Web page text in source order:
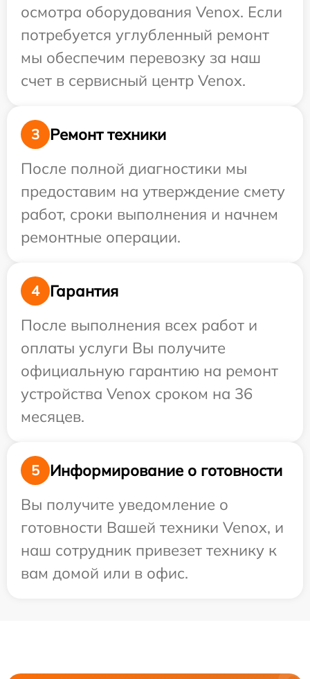
осмотра оборудования Venox. Если
потребуется углубленный ремонт
мы обеспечим перевозку за наш
счет в сервисный центр Venox.
3
Ремонт техники
После полной диагностики мы
предоставим на утверждение смету
работ, сроки выполнения и начнем
ремонтные операции.
4
Гарантия
После выполнения всех работ и
оплаты услуги Вы получите
официальную гарантию на ремонт
устройства Venox сроком на 36
месяцев.
5
Информирование о готовности
Вы получите уведомление о
готовности Вашей техники Venox, и
наш сотрудник привезет технику к
вам домой или в офис.